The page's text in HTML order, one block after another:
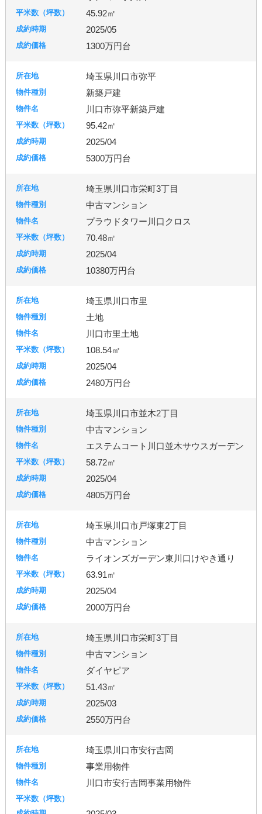
45.92㎡
2025/05
1300万円台
埼玉県川口市弥平
新築戸建
川口市弥平新築戸建
95.42㎡
2025/04
5300万円台
埼玉県川口市栄町3丁目
中古マンション
プラウドタワー川口クロス
70.48㎡
2025/04
10380万円台
埼玉県川口市里
土地
川口市里土地
108.54㎡
2025/04
2480万円台
埼玉県川口市並木2丁目
中古マンション
エステムコート川口並木サウスガーデン
58.72㎡
2025/04
4805万円台
埼玉県川口市戸塚東2丁目
中古マンション
ライオンズガーデン東川口けやき通り
63.91㎡
2025/04
2000万円台
埼玉県川口市栄町3丁目
中古マンション
ダイヤピア
51.43㎡
2025/03
2550万円台
埼玉県川口市安行吉岡
事業用物件
川口市安行吉岡事業用物件